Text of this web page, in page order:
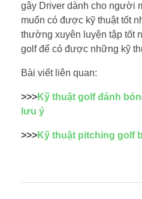
gậy Driver dành cho người
muốn có được kỹ thuật tốt
thường xuyên luyện tập tốt
golf để có được những kỹ
Bài viết liên quan:
>>>Kỹ thuật golf đánh
lưu ý
>>>Kỹ thuật pitching golf